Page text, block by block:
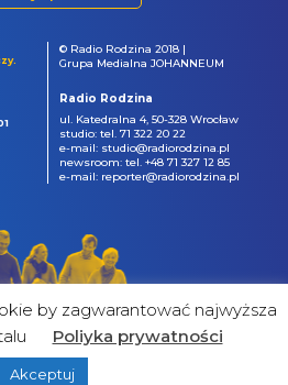
© Radio Rodzina 2018 |
Grupa Medialna JOHANNEUM
Radio Rodzina
ul. Katedralna 4, 50-328 Wrocław
studio: tel. 71 322 20 22
e-mail: studio@radiorodzina.pl
newsroom: tel. +48 71 327 12 85
e-mail: reporter@radiorodzina.pl
&
by zagwarantować najwyższa
Poliyka prywatności
Akceptuj